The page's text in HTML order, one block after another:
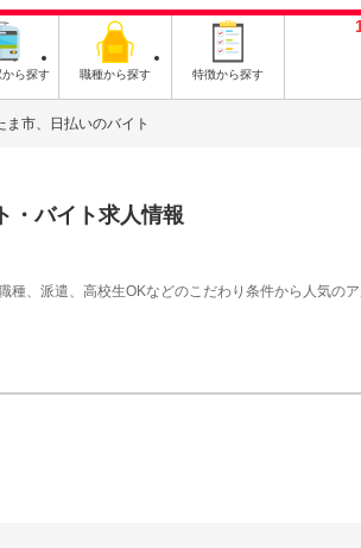
ら探す 職種から探す 特徴から探す
ま市、日払いのバイト
・バイト求人情報
、派遣、高校生OKなどのこだわり条件から人気のア